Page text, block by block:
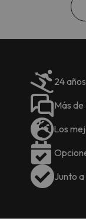
24
Más
Los
Junto a